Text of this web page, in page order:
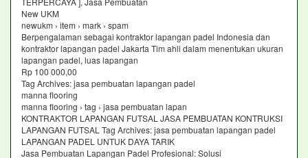
New UKM
newukm › item › mark › spam
Berpengalaman sebagai kontraktor lapangan padel Indonesia dan
kontraktor lapangan padel Jakarta Tim ahli dalam menentukan ukuran
lapangan padel, luas lapangan
Rp 100 000,00
Tag Archives: jasa pembuatan lapangan padel
manna flooring
manna flooring › tag › jasa pembuatan lapan
KONTRAKTOR LAPANGAN FUTSAL JASA PEMBUATAN KONTRUKSI
LAPANGAN FUTSAL Tag Archives: jasa pembuatan lapangan padel
LAPANGAN PADEL UNTUK DAYA TARIK
Jasa Pembuatan Lapangan Padel Profesional: Solusi